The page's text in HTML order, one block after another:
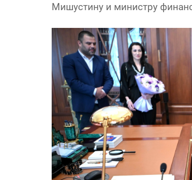
Мишустину и министру